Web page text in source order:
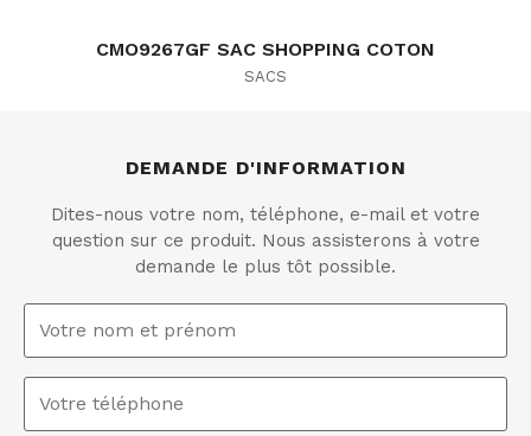
CMO9267GF SAC SHOPPING COTON
SACS
DEMANDE D'INFORMATION
Dites-nous votre nom, téléphone, e-mail et votre
question sur ce produit. Nous assisterons à votre
demande le plus tôt possible.
Nom
et
prénom *
Téléphone